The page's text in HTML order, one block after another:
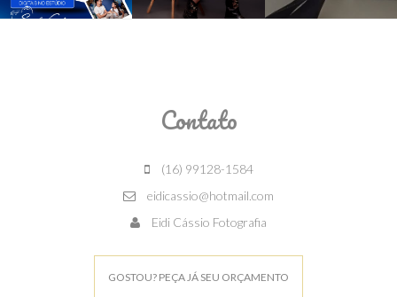
Contato
(16) 99128-1584
eidicassio@hotmail.com
Eidi Cássio Fotografia
GOSTOU? PEÇA JÁ SEU ORÇAMENTO